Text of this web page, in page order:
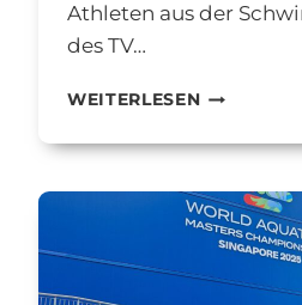
Athleten aus der
des TV…
WEITERLESEN
DER